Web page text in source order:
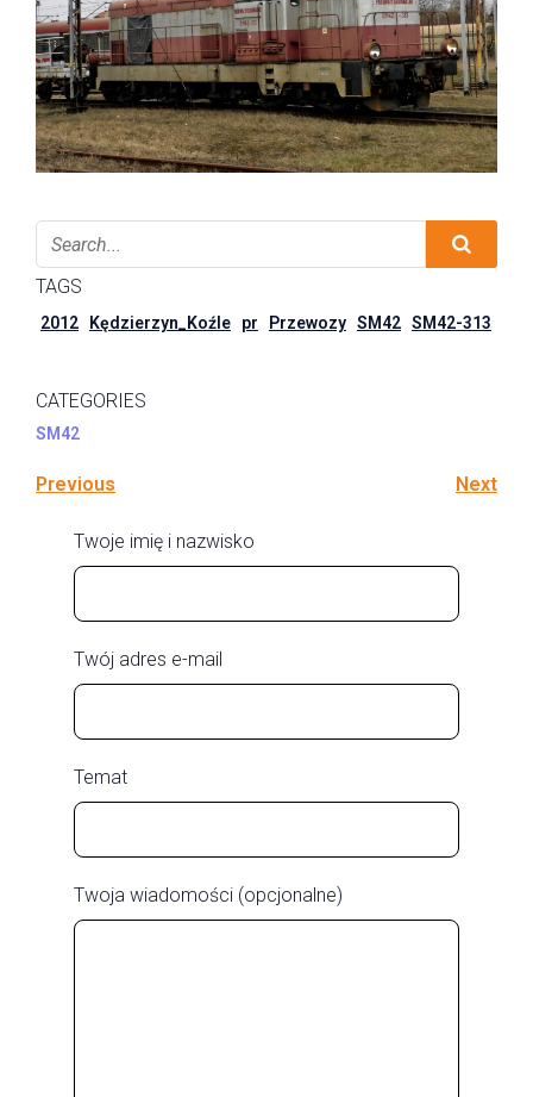
TAGS
2012 Kędzierzyn_Koźle pr Przewozy SM42 SM42-313
CATEGORIES
SM42
Previous Next
Twoje imię i nazwisko
Twój adres e-mail
Temat
Twoja wiadomości (opcjonalne)